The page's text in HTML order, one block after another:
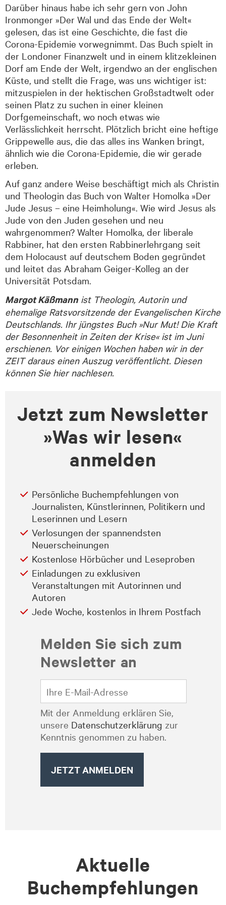
Darüber hinaus habe ich sehr gern von John
Ironmonger »Der Wal und das Ende der Welt«
gelesen, das ist eine Geschichte, die fast die
Corona-Epidemie vorwegnimmt. Das Buch spielt in
der Londoner Finanzwelt und in einem klitzekleinen
Dorf am Ende der Welt, irgendwo an der englischen
Küste, und stellt die Frage, was uns wichtiger ist:
mitzuspielen in der hektischen Großstadtwelt oder
seinen Platz zu suchen in einer kleinen
Dorfgemeinschaft, wo noch etwas wie
Verlässlichkeit herrscht. Plötzlich bricht eine heftige
Grippewelle aus, die das alles ins Wanken bringt,
ähnlich wie die Corona-Epidemie, die wir gerade
erleben.
Auf ganz andere Weise beschäftigt mich als Christin
und Theologin das Buch von Walter Homolka »Der
Jude Jesus – eine Heimholung«. Wie wird Jesus als
Jude von den Juden gesehen und neu
wahrgenommen? Walter Homolka, der liberale
Rabbiner, hat den ersten Rabbinerlehrgang seit
dem Holocaust auf deutschem Boden gegründet
und leitet das Abraham Geiger-Kolleg an der
Universität Potsdam.
Margot Käßmann ist Theologin, Autorin und
ehemalige Ratsvorsitzende der Evangelischen Kirche
Deutschlands. Ihr jüngstes Buch »Nur Mut! Die Kraft
der Besonnenheit in Zeiten der Krise« ist im Juni
erschienen. Vor einigen Wochen haben wir in der
ZEIT daraus einen Auszug veröffentlicht. Diesen
können Sie hier nachlesen.
Jetzt zum Newsletter
»Was wir lesen«
anmelden
Persönliche Buchempfehlungen von
Journalisten, Künstlerinnen, Politikern und
Leserinnen und Lesern
Verlosungen der spannendsten
Neuerscheinungen
Kostenlose Hörbücher und Leseproben
Einladungen zu exklusiven
Veranstaltungen mit Autorinnen und
Autoren
Jede Woche, kostenlos in Ihrem Postfach
Melden Sie sich zum
Newsletter an
Mit der Anmeldung erklären Sie,
unsere Datenschutzerklärung zur
Kenntnis genommen zu haben.
Aktuelle
Buchempfehlungen